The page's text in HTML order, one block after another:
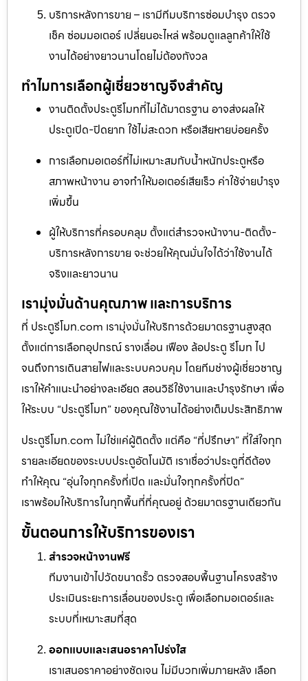
บริการหลังการขาย – เรามีทีมบริการซ่อมบำรุง ตรวจ
เช็ค ซ่อมมอเตอร์ เปลี่ยนอะไหล่ พร้อมดูแลลูกค้าให้ใช้
งานได้อย่างยาวนานโดยไม่ต้องกังวล
ทำไมการเลือกผู้เชี่ยวชาญจึงสำคัญ
งานติดตั้งประตูรีโมทที่ไม่ได้มาตรฐาน อาจส่งผลให้
ประตูเปิด-ปิดยาก ใช้ไม่สะดวก หรือเสียหายบ่อยครั้ง
การเลือกมอเตอร์ที่ไม่เหมาะสมกับน้ำหนักประตูหรือ
สภาพหน้างาน อาจทำให้มอเตอร์เสียเร็ว ค่าใช้จ่ายบำรุง
เพิ่มขึ้น
ผู้ให้บริการที่ครอบคลุม ตั้งแต่สำรวจหน้างาน-ติดตั้ง-
บริการหลังการขาย จะช่วยให้คุณมั่นใจได้ว่าใช้งานได้
จริงและยาวนาน
เรามุ่งมั่นด้านคุณภาพ และการบริการ
ที่ ประตูรีโมท.com เรามุ่งมั่นให้บริการด้วยมาตรฐานสูงสุด
ตั้งแต่การเลือกอุปกรณ์ รางเลื่อน เฟือง ล้อประตู รีโมท ไป
จนถึงการเดินสายไฟและระบบควบคุม โดยทีมช่างผู้เชี่ยวชาญ
เราให้คำแนะนำอย่างละเอียด สอนวิธีใช้งานและบำรุงรักษา เพื่อ
ให้ระบบ “ประตูรีโมท” ของคุณใช้งานได้อย่างเต็มประสิทธิภาพ
ประตูรีโมท.com ไม่ใช่แค่ผู้ติดตั้ง แต่คือ “ที่ปรึกษา” ที่ใส่ใจทุก
รายละเอียดของระบบประตูอัตโนมัติ เราเชื่อว่าประตูที่ดีต้อง
ทำให้คุณ “อุ่นใจทุกครั้งที่เปิด และมั่นใจทุกครั้งที่ปิด”
เราพร้อมให้บริการในทุกพื้นที่ที่คุณอยู่ ด้วยมาตรฐานเดียวกัน
ขั้นตอนการให้บริการของเรา
สำรวจหน้างานฟรี
ทีมงานเข้าไปวัดขนาดรั้ว ตรวจสอบพื้นฐานโครงสร้าง
ประเมินระยะการเลื่อนของประตู เพื่อเลือกมอเตอร์และ
ระบบที่เหมาะสมที่สุด
ออกแบบและเสนอราคาโปร่งใส
เราเสนอราคาอย่างชัดเจน ไม่มีบวกเพิ่มภายหลัง เลือก